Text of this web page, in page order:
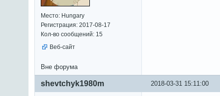
Место: Hungary
Регистрация: 2017-08-17
Кол-во сообщений: 15
Веб-сайт
Вне форума
2018-03-31 15:11:00
shevtchyk1980m